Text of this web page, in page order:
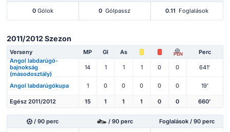
0Gólok 0 Gólpassz 0.11 Foglalások
2011/2012 Szezon
Verseny MP Gl As PEN
Perc
Angol labdarúgó-
bajnokság
(másodosztály)
14 1 1 1 0 0 641'
Angol labdarúgókupa 1 0 0 0 0 0 19'
Egész 2011/2012 15 1 1 1 0 0 660'
/ 90 perc / 90 perc Foglalások / 90 perc